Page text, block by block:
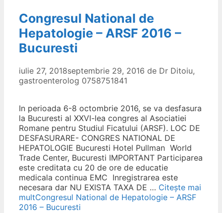
Congresul National de
Hepatologie – ARSF 2016 –
Bucuresti
iulie 27, 2018septembrie 29, 2016 de Dr Ditoiu,
gastroenterolog 0758751841
In perioada 6-8 octombrie 2016, se va desfasura
la Bucuresti al XXVI-lea congres al Asociatiei
Romane pentru Studiul Ficatului (ARSF). LOC DE
DESFASURARE- CONGRES NATIONAL DE
HEPATOLOGIE Bucuresti Hotel Pullman World
Trade Center, Bucuresti IMPORTANT Participarea
este creditata cu 20 de ore de educatie
medicala continua EMC Inregistrarea este
necesara dar NU EXISTA TAXA DE … Citește mai
multCongresul National de Hepatologie – ARSF
2016 – Bucuresti